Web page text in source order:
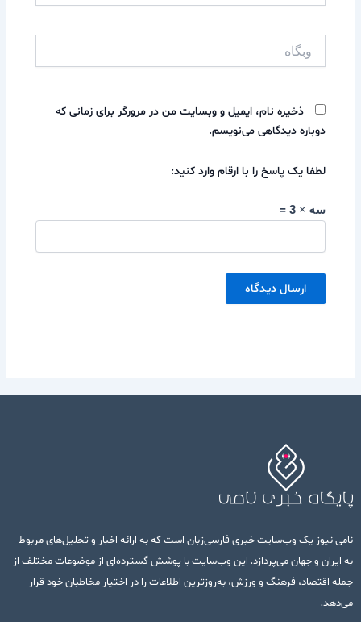
ذخیره نام، ایمیل و وبسایت من در مرورگر برای زمانی که
دوباره دیدگاهی می‌نویسم.
لطفا یک پاسخ را با ارقام وارد کنید:
سه × 3 =
نامی نیوز یک وب‌سایت خبری فارسی‌زبان است که به ارائه اخبار و تحلیل‌های مربوط
به ایران و جهان می‌پردازد. این وب‌سایت با پوشش گسترده‌ای از موضوعات مختلف از
جمله اقتصاد، فرهنگ و ورزش، به‌روزترین اطلاعات را در اختیار مخاطبان خود قرار
می‌دهد.